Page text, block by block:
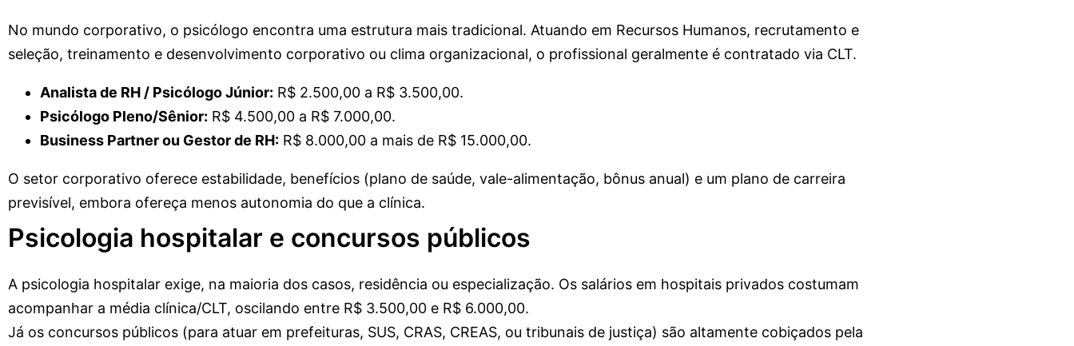
No mundo corporativo, o psicólogo encontra uma estrutura mais tradicional. Atuando em Recursos Humanos, recrutamento e
seleção, treinamento e desenvolvimento corporativo ou clima organizacional, o profissional geralmente é contratado via CLT.
Analista de RH / Psicólogo Júnior: R$ 2.500,00 a R$ 3.500,00.
Psicólogo Pleno/Sênior: R$ 4.500,00 a R$ 7.000,00.
Business Partner ou Gestor de RH: R$ 8.000,00 a mais de R$ 15.000,00.
O setor corporativo oferece estabilidade, benefícios (plano de saúde, vale-alimentação, bônus anual) e um plano de carreira
previsível, embora ofereça menos autonomia do que a clínica.
Psicologia hospitalar e concursos públicos
A psicologia hospitalar exige, na maioria dos casos, residência ou especialização. Os salários em hospitais privados costumam
acompanhar a média clínica/CLT, oscilando entre R$ 3.500,00 e R$ 6.000,00.
Já os concursos públicos (para atuar em prefeituras, SUS, CRAS, CREAS, ou tribunais de justiça) são altamente cobiçados pela